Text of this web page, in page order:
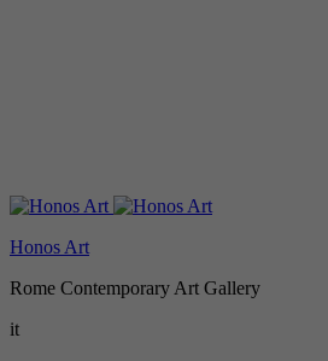
Honos Art
Rome Contemporary Art Gallery
it